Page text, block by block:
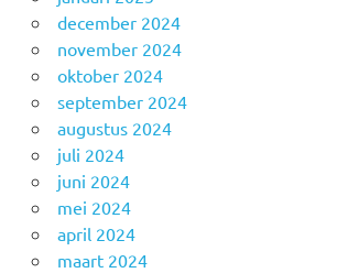
december 2024
november 2024
oktober 2024
september 2024
augustus 2024
juli 2024
juni 2024
mei 2024
april 2024
maart 2024